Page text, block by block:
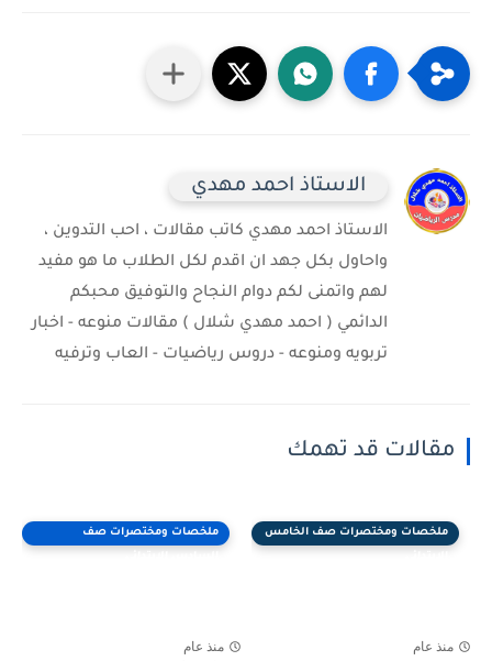
الاستاذ احمد مهدي
الاستاذ احمد مهدي كاتب مقالات ، احب التدوين ،
واحاول بكل جهد ان اقدم لكل الطلاب ما هو مفيد
لهم واتمنى لكم دوام النجاح والتوفيق محبكم
الدائمي ( احمد مهدي شلال ) مقالات منوعه - اخبار
تربويه ومنوعه - دروس رياضيات - العاب وترفيه
مقالات قد تهمك
ملخصات ومختصرات صف الخامس
منذ عام
ملخصات ومختصرات صف
منذ عام